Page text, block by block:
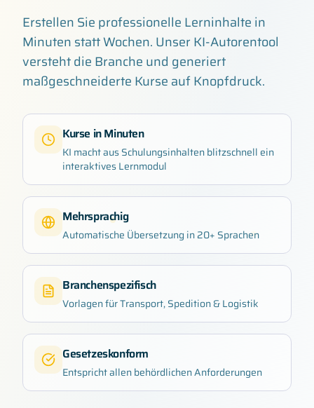
Erstellen Sie professionelle Lerninhalte in
Minuten statt Wochen. Unser KI-Autorentool
versteht die Branche und generiert
maßgeschneiderte Kurse auf Knopfdruck.
Kurse in Minuten
KI macht aus Schulungsinhalten blitzschnell ein
interaktives Lernmodul
Mehrsprachig
Automatische Übersetzung in 20+ Sprachen
Branchenspezifisch
Vorlagen für Transport, Spedition & Logistik
Gesetzeskonform
Entspricht allen behördlichen Anforderungen